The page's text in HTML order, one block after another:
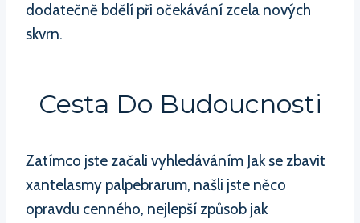
dodatečně bdělí při očekávání zcela nových
skvrn.
Cesta Do Budoucnosti
Zatímco jste začali vyhledáváním Jak se zbavit
xantelasmy palpebrarum, našli jste něco
opravdu cenného, nejlepší způsob jak